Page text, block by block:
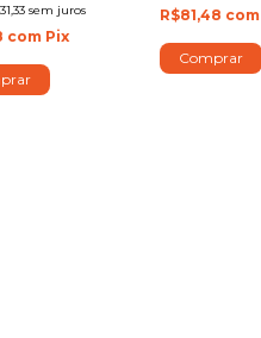
sem juros
com Pix
R$81,48 com
Comprar